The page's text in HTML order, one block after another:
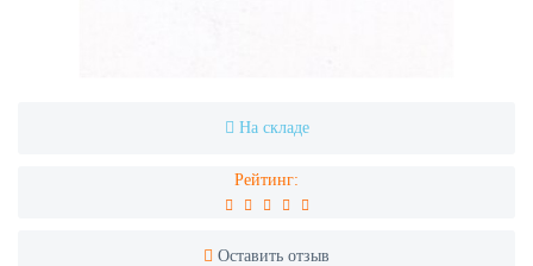
На складе
Рейтинг:
Оставить отзыв